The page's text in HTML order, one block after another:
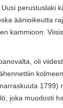
perustuslaki
äänioikeutta
kammioon:
oli
1799)
joka muodosti